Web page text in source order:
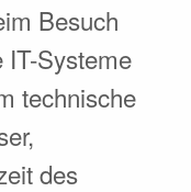
Besuch
IT-Systeme
technische
des